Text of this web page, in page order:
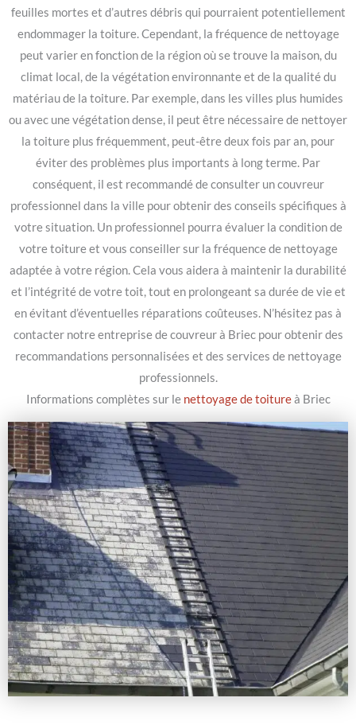
feuilles mortes et d’autres débris qui pourraient potentiellement
endommager la toiture. Cependant, la fréquence de nettoyage
peut varier en fonction de la région où se trouve la maison, du
climat local, de la végétation environnante et de la qualité du
matériau de la toiture. Par exemple, dans les villes plus humides
ou avec une végétation dense, il peut être nécessaire de nettoyer
la toiture plus fréquemment, peut-être deux fois par an, pour
éviter des problèmes plus importants à long terme. Par
conséquent, il est recommandé de consulter un couvreur
professionnel dans la ville pour obtenir des conseils spécifiques à
votre situation. Un professionnel pourra évaluer la condition de
votre toiture et vous conseiller sur la fréquence de nettoyage
adaptée à votre région. Cela vous aidera à maintenir la durabilité
et l’intégrité de votre toit, tout en prolongeant sa durée de vie et
en évitant d’éventuelles réparations coûteuses. N’hésitez pas à
contacter notre entreprise de couvreur à Briec pour obtenir des
recommandations personnalisées et des services de nettoyage
professionnels.
Informations complètes sur le nettoyage de toitureà Briec